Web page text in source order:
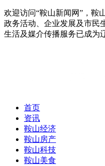
欢迎访问“鞍山新闻网”，鞍
政务活动、企业发展及市民
生活及媒介传播服务已成为
首页
资讯
鞍山经济
鞍山房产
鞍山科技
鞍山美食